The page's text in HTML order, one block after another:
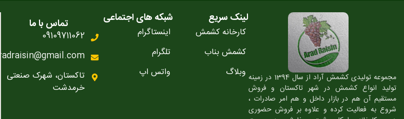
مجموعه تولیدی کشمش آراد از سال 1394 در زمینه
تولید انواع کشمش در شهر تاکستان و فروش
مستقیم آن هم در بازار داخل و هم امر صادرات ،
شروع به فعالیت کرده و علاوه بر فروش حضوری
لینک سریع
کارخانه کشمش
کشمش بناب
وبلاگ
شبکه های اجتماعی
اینستاگرام
تلگرام
واتس اپ
تماس با ما
09109711062
aradraisin@gmail.com
تاکستان، شهرک صنعتی
خرمدشت